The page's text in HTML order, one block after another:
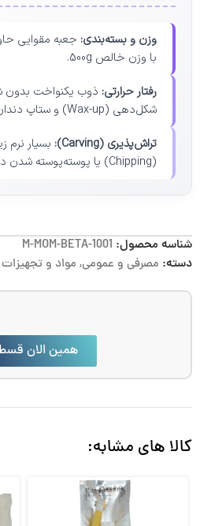
وزن و بسته‌بندی: جعبه مقوایی
با وزن خالص 500g.
رفتار حرارتی: ذوب یکنواخت بدون
شکل‌دهی (Wax-up) و ستاپ دندان.
تراش‌پذیری (Carving):
بسیار نرم
(Chipping) یا پوسته‌پوسته شدن در دمای محیط.
شناسه محصول: M-MOM-BETA-1001
دسته: مصرفی و عمومی, مواد و
همین الان
کالا های مشابه: